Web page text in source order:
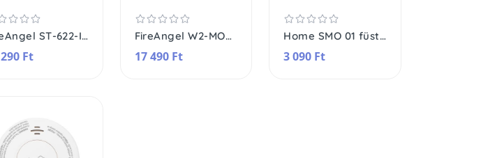
FireAngel ST-622-INT kombinált hő- és optikai füstérzékelő, Thermoptek technológia, beépített, nem cserélhető lítium elem, 10 év várható üzemidő, fehér
Ft
FireAngel W2-MODULE, hálózati összekötő modul, saját áramforrás, érzékelők összekapcsolása
17 490 Ft
Home SMO 01 füstérzékelő, elemes, 85 dB, LED, fehér
3 090 Ft